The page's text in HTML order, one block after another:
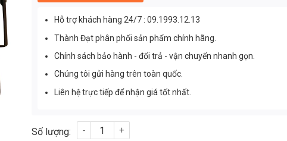
Hỗ trợ khách hàng 24/7 : 09.1993.12.13
Thành Đạt phân phối sản phẩm chính hãng.
Chính sách bảo hành - đổi trả - vận chuyển nhanh gọn.
Chúng tôi gửi hàng trên toàn quốc.
Liên hệ trực tiếp để nhận giá tốt nhất.
Đèn pha led module smd 600w Philips (TDLF-MDS600) số